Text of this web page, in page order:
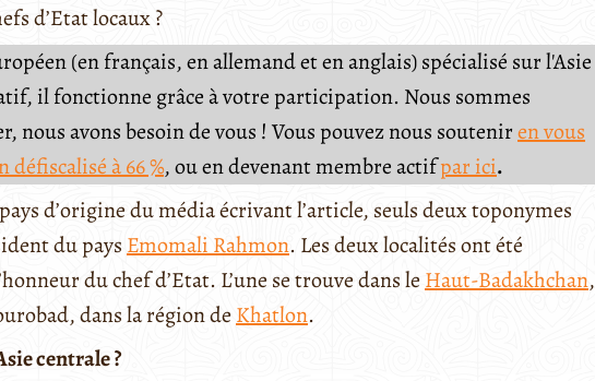
d’Etat locaux ?
(en français, en allemand et en anglais) spécialisé sur l'Asie
il fonctionne grâce à votre participation. Nous sommes
nous avons besoin de vous ! Vous pouvez nous souteniren vous
défiscalisé à 66 %, ou en devenant membre actifpar ici.
d’origine du média écrivant l’article, seuls deux toponymes
du pays Emomali Rahmon. Les deux localités ont été
du chef d’Etat. L’une se trouve dans le Haut-Badakhchan,
dans la région deKhatlon.
centrale ?